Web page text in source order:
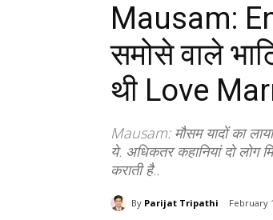
Mausam:
समोसे वाले
थी Love
Mausam: मौसम यादों का
ये. अधिकतर कहानियां दो लोग
कराती है..
By Parijat Tripathi February